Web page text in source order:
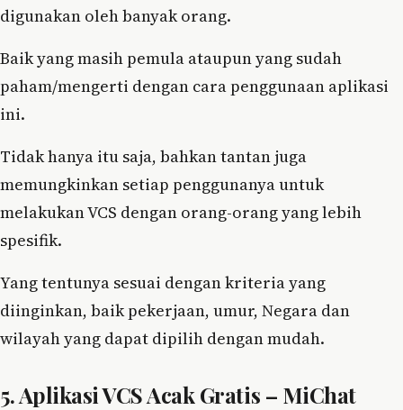
digunakan oleh banyak orang.
Baik yang masih pemula ataupun yang sudah
paham/mengerti dengan cara penggunaan aplikasi
ini.
Tidak hanya itu saja, bahkan tantan juga
memungkinkan setiap penggunanya untuk
melakukan VCS dengan orang-orang yang lebih
spesifik.
Yang tentunya sesuai dengan kriteria yang
diinginkan, baik pekerjaan, umur, Negara dan
wilayah yang dapat dipilih dengan mudah.
5. Aplikasi VCS Acak Gratis – MiChat